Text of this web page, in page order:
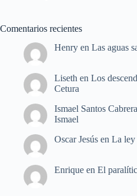
Comentarios recientes
Henry en Las aguas
Liseth en Los
Cetura
Ismael Santos Cabrera
Ismael
Oscar Jesús en La ley
Enrique en El